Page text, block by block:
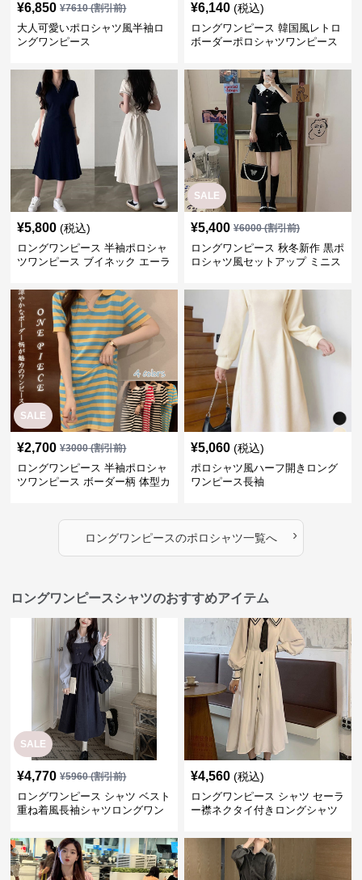
¥6,850 ¥7610(割引前)
大人可愛いポロシャツ風半袖ロ
ングワンピース
¥6,140 (税込)
ロングワンピース 韓国風レトロ
ボーダーポロシャツワンピース
¥5,800 (税込)
ロングワンピース 半袖ポロシャ
ツワンピース ブイネック エーラ
SALE
¥5,400 ¥6000(割引前)
ロングワンピース 秋冬新作 黒ポ
ロシャツ風セットアップ ミニス
SALE
¥2,700 ¥3000(割引前)
ロングワンピース 半袖ポロシャ
ツワンピース ボーダー柄 体型カ
¥5,060 (税込)
ポロシャツ風ハーフ開きロング
ワンピース長袖
ロングワンピースのポロシャツ一覧へ ›
ロングワンピースシャツのおすすめアイテム
SALE
¥4,770 ¥5960(割引前)
ロングワンピース シャツ ベスト
重ね着風長袖シャツロングワン
¥4,560 (税込)
ロングワンピース シャツ セーラ
ー襟ネクタイ付きロングシャツ